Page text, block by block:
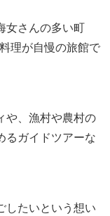
女さんの多い町
理が自慢の旅館で
や、漁村や農村の
るガイドツアーな
したいという想い